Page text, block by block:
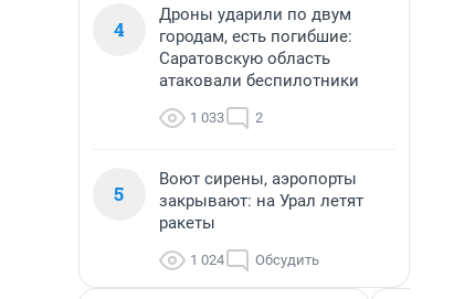
4
Дроны ударили по двум
городам, есть погибшие:
Саратовскую область
атаковали беспилотники
1 033 2
5
Воют сирены, аэропорты
закрывают: на Урал летят
ракеты
1 024 Обсудить